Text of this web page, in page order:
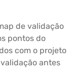
de validação
pontos do
com o projeto
antes